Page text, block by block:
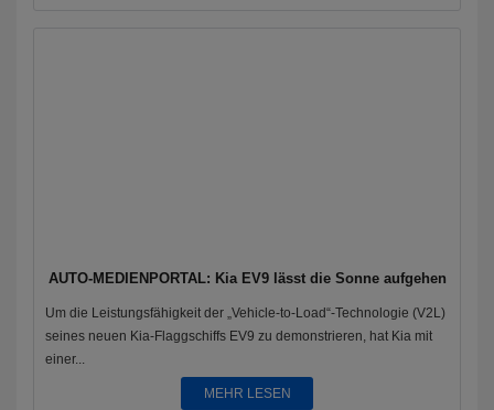
AUTO-MEDIENPORTAL: Kia EV9 lässt die Sonne aufgehen
Um die Leistungsfähigkeit der „Vehicle-to-Load“-Technologie (V2L)
seines neuen Kia-Flaggschiffs EV9 zu demonstrieren, hat Kia mit
einer...
MEHR LESEN